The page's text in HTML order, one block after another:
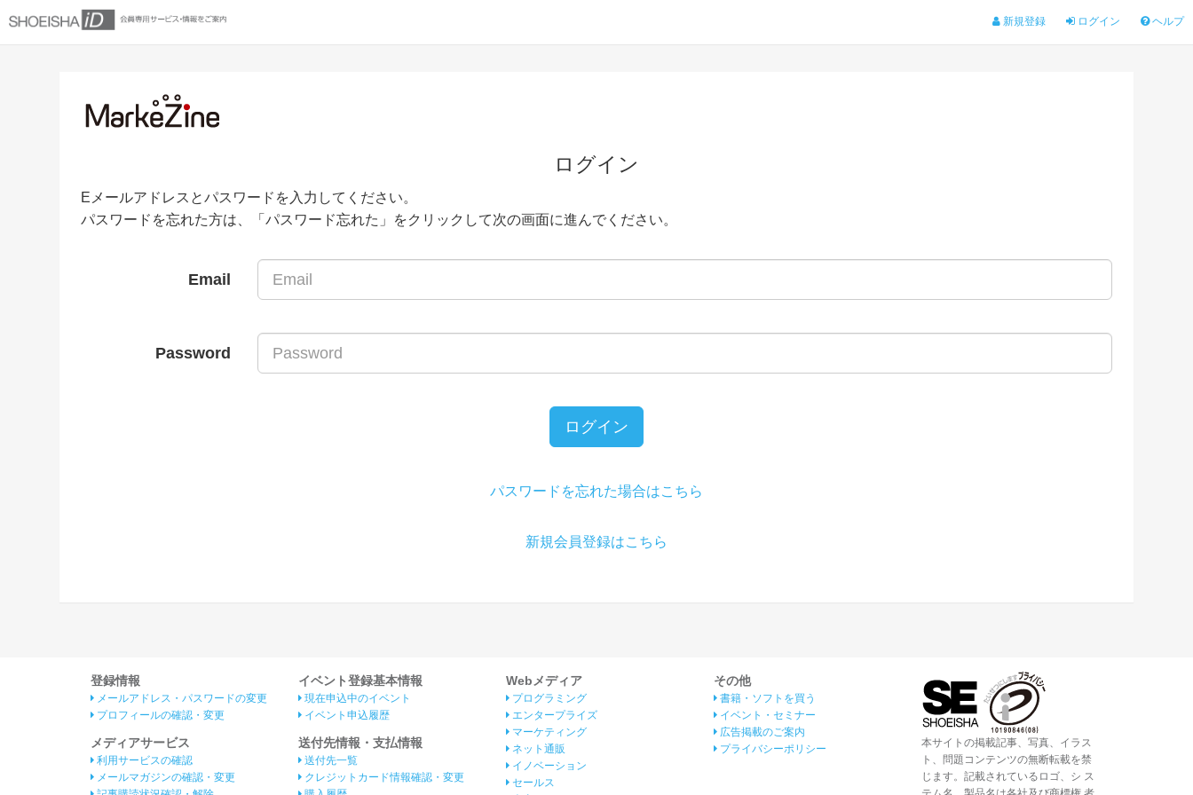
新規登録 ログイン ヘルプ
ログイン
Eメールアドレスとパスワードを入力してください。
パスワードを忘れた方は、「パスワード忘れた」をクリックして次の画面に進んでください。
Email
Password
ログイン
パスワードを忘れた場合はこちら
新規会員登録はこちら
登録情報
メールアドレス・パスワードの変更
プロフィールの確認・変更
メディアサービス
利用サービスの確認
メールマガジンの確認・変更
イベント登録基本情報
現在申込中のイベント
イベント申込履歴
送付先情報・支払情報
送付先一覧
クレジットカード情報確認・変更
Webメディア
プログラミング
エンタープライズ
マーケティング
ネット通販
イノベーション
セールス
その他
書籍・ソフトを買う
イベント・セミナー
広告掲載のご案内
プライバシーポリシー
本サイトの掲載記事、写真、イラス
ト、問題コンテンツの無断転載を禁
じます。記載されているロゴ、シ ス